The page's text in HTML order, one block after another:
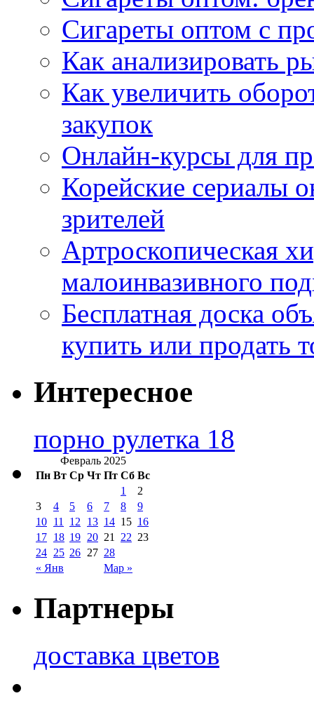
Сигареты оптом с
Как анализировать
Как увеличить
закупок
Онлайн-курсы для
Корейские сериалы
зрителей
Артроскопическая
малоинвазивного
Бесплатная доска
купить или продать
Интересное
порно рулетка 18
Февраль 2025
Пн Вт Ср Чт Пт Сб Вс
« Янв Мар »
1
2
3
4 5 6 7 8
9
10 11 12 13 14 15 16
17 18 19 20 21 22 23
24 25 26 27 28
Партнеры
доставка цветов